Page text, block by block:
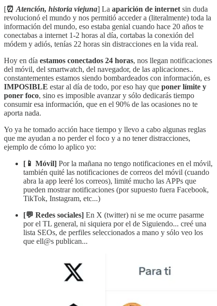
[⏰ Atención, historia viejuna] La aparición de internet sin duda
revolucionó el mundo y nos permitió acceder a (literalmente) toda la
información del mundo, eso estaba genial cuando hace 20 años te
conectabas a internet 1-2 horas al día, cortabas la conexión del
módem y adiós, tenías 22 horas sin distracciones en la vida real.
Hoy en día estamos conectados 24 horas, nos llegan notificaciones
del móvil, del smartwatch, del navegador, de las aplicaciones..
constantementes estamos siendo bombardeados con información, es
IMPOSIBLE estar al día de todo, por eso hay que poner límite y
poner foco, sino es imposible avanzar y sólo dedicarás tiempo
consumir esa información, que en el 90% de las ocasiones no te
aporta nada.
Yo ya he tomado acción hace tiempo y llevo a cabo algunas reglas
que me ayudan a no perder el foco y a no tener distracciones,
ejemplo de cómo lo aplico yo:
[📱 Móvil] Por la mañana no tengo notificaciones en el móvil,
también quité las notificaciones de correos del móvil (cuando
abra la app leeré los correos), limité mucho las APPs que
pueden mostrar notificaciones (por supuesto fuera Facebook,
TikTok, Instagram, etc...)
[💬 Redes sociales] En X (twitter) ni se me ocurre pasarme
por el TL general, ni siquiera por el de Siguiendo... creé una
lista SEOs, de perfiles seleccionados a mano y sólo veo los
que ell@s publican...